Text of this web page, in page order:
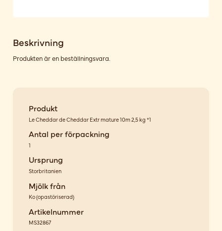
Beskrivning
Produkten är en beställningsvara.
Produkt
Le Cheddar de Cheddar Extr mature 10m 2,5 kg *1
Antal per förpackning
1
Ursprung
Storbritanien
Mjölk från
Ko(opastöriserad)
Artikelnummer
MS32867